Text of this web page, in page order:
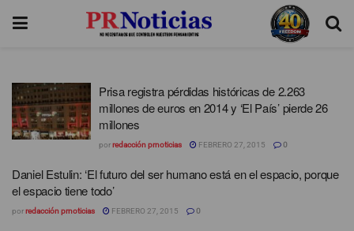
Prisa registra pérdidas históricas de 2.263
millones de euros en 2014 y ‘El País’ pierde 26
millones
porredacción prnoticias FEBRERO 27, 2015 0
Daniel Estulin: ‘El futuro del ser humano está en el espacio, porque
el espacio tiene todo’
porredacción prnoticias FEBRERO 27, 2015 0